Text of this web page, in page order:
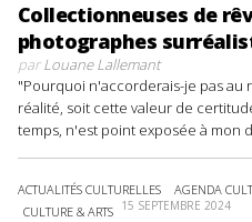
Collectionneuses de
photographes
parLouane Lallemant
"Pourquoi n'accorderais-je pas au
réalité, soit cette valeur de
temps, n'est point exposée à mon
ACTUALITÉS CULTURELLES AGENDA
CULTURE & ARTS 15 SEPTEMBRE 2024